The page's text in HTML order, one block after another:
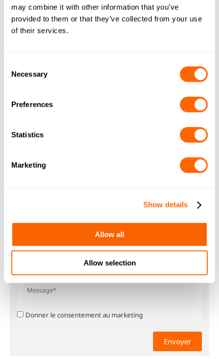
may combine it with other information that you’ve
provided to them or that they’ve collected from your use
of their services.
Selection
Necessary
Preferences
Statistics
Marketing
Show details
Allow all
Allow selection
exchange resins from ourResinexrange for optimum
results.
Donner le consentement au marketing